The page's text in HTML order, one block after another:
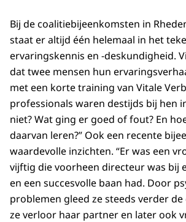
Bij de coalitiebijeenkomsten in
staat er altijd één helemaal in het
ervaringskennis en -deskundigheid.
dat twee mensen hun
met een korte training van Vitale
professionals waren destijds bij hen
niet? Wat ging er goed of fout? En
daarvan leren?” Ook een recente
waardevolle inzichten. “Er was een
vijftig die voorheen directeur was bij
en een succesvolle baan had. Door
problemen gleed ze steeds verder de
ze verloor haar partner en later ook